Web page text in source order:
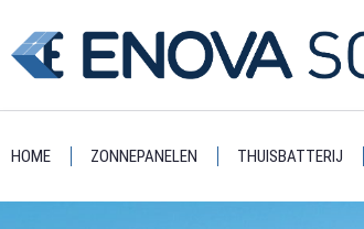
HOME ZONNEPANELEN THUISBATTERIJ